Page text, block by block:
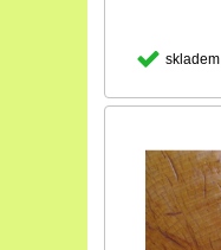
skladem